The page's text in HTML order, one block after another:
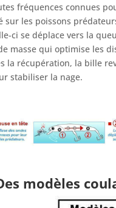
fréquences connues
sur les poissons
ci se déplace vers la
masse qui optimise les
la récupération, la bille
stabiliser la nage.
modèles